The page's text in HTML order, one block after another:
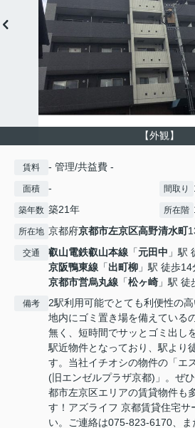
【外観】
賃料 - 管理/共益費 -
面積 - 間取り
築年数 築21年 所在階
所在地 京都府京都市左京区高野清水町
交通 叡山電鉄叡山本線 「元田中 」駅
京阪鴨東線 「出町柳 」駅 徒歩14
京都市営烏丸線 「松ヶ崎 」駅 徒
備考
2駅利用可能でとても利便性の
地内にゴミ置き場を備えている
無く、短時間でサッとゴミ出し
駅近物件となっており、駅より
す。当社イチオシの物件の「エ
(旧エンゼルプラザ京都)」。ぜ
都市左京区エリアの賃貸物件も
す！アズライフ 京都賃貸住宅サ
い。ご連絡は075-823-6170、